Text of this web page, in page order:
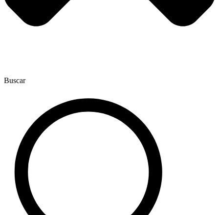
Buscar